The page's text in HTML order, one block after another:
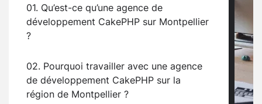
01. Qu’est-ce qu’une agence de
développement CakePHP sur Montpellier
?
02. Pourquoi travailler avec une agence
de développement CakePHP sur la
région de Montpellier ?